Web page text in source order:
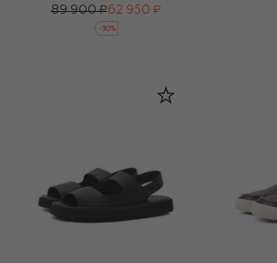
89 900 ₽62 950 ₽
-30%